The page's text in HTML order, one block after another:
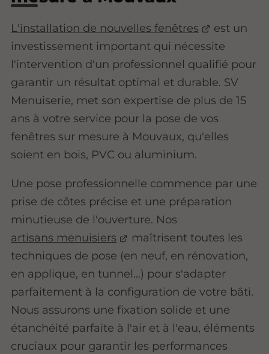
L'installation de nouvelles fenêtres
est un
investissement important qui nécessite
l'intervention d'un professionnel qualifié pour
garantir un résultat optimal et durable. SV
Menuiserie, met son expertise de plus de 15
ans à votre service pour la pose de vos
fenêtres sur mesure à Mouvaux, qu'elles
soient en bois, PVC ou aluminium.
Une pose professionnelle commence par une
prise de côtes précise et une préparation
minutieuse de l'ouverture. Nos
artisans menuisiers
maîtrisent toutes les
techniques de pose (en neuf, en rénovation,
en applique, en tunnel...) pour s'adapter
parfaitement à la configuration de votre bâti.
Nous assurons une fixation solide et une
étanchéité parfaite à l'air et à l'eau, éléments
cruciaux pour garantir les performances